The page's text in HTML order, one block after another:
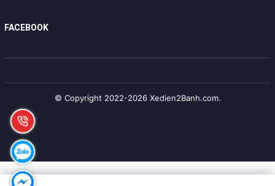
FACEBOOK
© Copyright 2022-2026 Xedien2Banh.com.